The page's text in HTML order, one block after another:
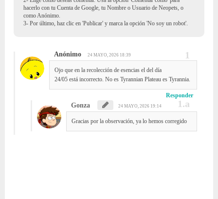
hacerlo con tu Cuenta de Google, tu Nombre o Usuario de Neopets, o
como Anónimo.
3- Por último, haz clic en 'Publicar' y marca la opción 'No soy un robot'.
Anónimo 24 MAYO, 2026 18:39
Ojo que en la recolección de esencias el del día
24/05 está incorrecto. No es Tyrannian Plateau es Tyrannia.
Responder
Gonza 24 MAYO, 2026 19:14
Gracias por la observación, ya lo hemos corregido